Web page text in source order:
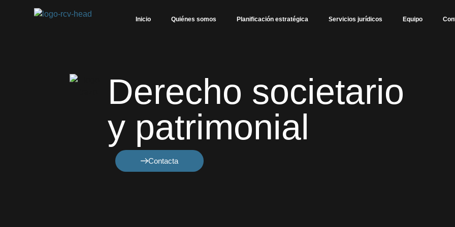
Inicio Quiénes somos Planificación estratégica Servicios jurídicos Equipo
Derecho societario
y patrimonial
Contacta